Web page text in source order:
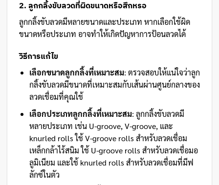
2. ลูกกลิ้งขับลวดที่ผิดขนาดหรือสึกหรอ
ลูกกลิ้งขับลวดมีหลายขนาดและประเภท หากเลือกใช้ผิด
ขนาดหรือประเภท อาจทำให้เกิดปัญหาการป้อนลวดได้
วิธีการแก้ไข
เลือกขนาดลูกกลิ้งที่เหมาะสม: ตรวจสอบให้แน่ใจว่าลูก
กลิ้งขับลวดมีขนาดที่เหมาะสมกับเส้นผ่านศูนย์กลางของ
ลวดเชื่อมที่คุณใช้
เลือกประเภทลูกกลิ้งที่เหมาะสม: ลูกกลิ้งขับลวดมี
หลายประเภท เช่น U-groove, V-groove, และ
knurled rolls ใช้ V-groove rolls สำหรับลวดเชื่อม
เหล็กกล้าไร้สนิม ใช้ U-groove rolls สำหรับลวดเชื่อมอ
ลูมิเนียม และใช้ knurled rolls สำหรับลวดเชื่อมที่มีฟ
ลักซ์ในตัว